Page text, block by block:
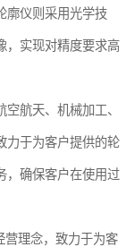
廓仪则采用光学技
，实现对精度要求高
航天、机械加工、
力于为客户提供的轮
，确保客户在使用过
营理念，致力于为客